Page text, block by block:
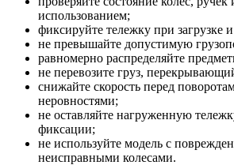
использованием;
фиксируйте тележку при загрузке и
не превышайте допустимую
равномерно распределяйте
не перевозите груз,
снижайте скорость перед
неровностями;
не оставляйте нагруженную
фиксации;
не используйте модель с
неисправными колесами.